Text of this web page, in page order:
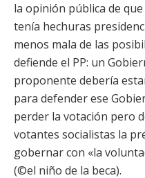
la opinión pública de
tenía hechuras
menos mala de las
defiende el PP: un
proponente debería
para defender ese
perder la votación pero
votantes socialistas la
gobernar con «la
(©el niño de la beca).